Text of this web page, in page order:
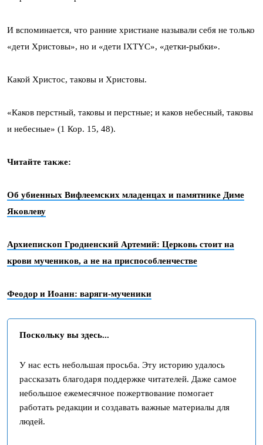
И вспоминается, что ранние христиане называли себя не только
«дети Христовы», но и «дети IXTYC», «детки-рыбки».
Какой Христос, таковы и Христовы.
«Каков перстный, таковы и перстные; и каков небесный, таковы
и небесные» (1 Кор. 15, 48).
Читайте также:
Об убиенных Вифлеемских младенцах и памятнике Диме
Яковлеву
Архиепископ Гродненский Артемий: Церковь стоит на
крови мучеников, а не на приспособленчестве
Феодор и Иоанн: варяги-мученики
Поскольку вы здесь...
У нас есть небольшая просьба. Эту историю удалось
рассказать благодаря поддержке читателей. Даже самое
небольшое ежемесячное пожертвование помогает
работать редакции и создавать важные материалы для
людей.